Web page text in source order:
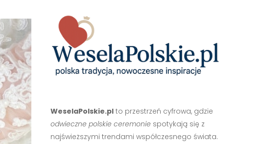
WeselaPolskie.plto przestrzeń cyfrowa, gdzie
odwieczne polskie ceremonie spotykają się z
najświeższymi trendami współczesnego świata.